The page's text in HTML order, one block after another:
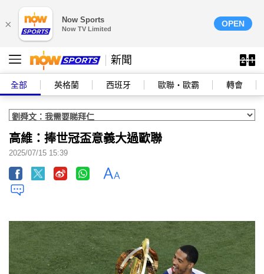
× Now Sports
Now TV Limited
OPEN
新聞
全部 英格蘭 西班牙 歐聯‧歐霸 轉會
高維：捧世冠盃意義大過歐聯
2025/07/15 15:39